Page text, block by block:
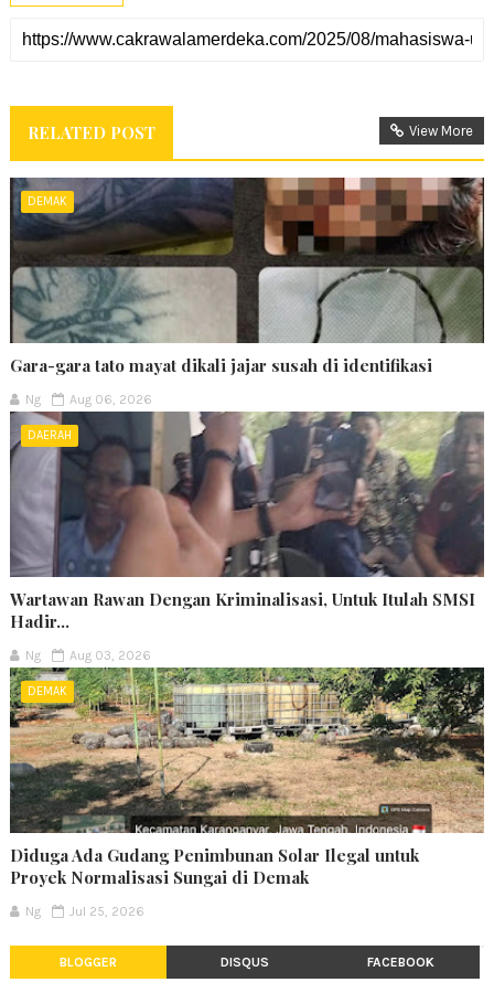
RELATED POST View More
DEMAK
Gara-gara tato mayat dikali jajar susah di identifikasi
Ng Aug 06, 2026
DAERAH
Wartawan Rawan Dengan Kriminalisasi, Untuk Itulah SMSI
Hadir...
Ng Aug 03, 2026
DEMAK
Diduga Ada Gudang Penimbunan Solar Ilegal untuk
Proyek Normalisasi Sungai di Demak
Ng Jul 25, 2026
BLOGGER DISQUS FACEBOOK